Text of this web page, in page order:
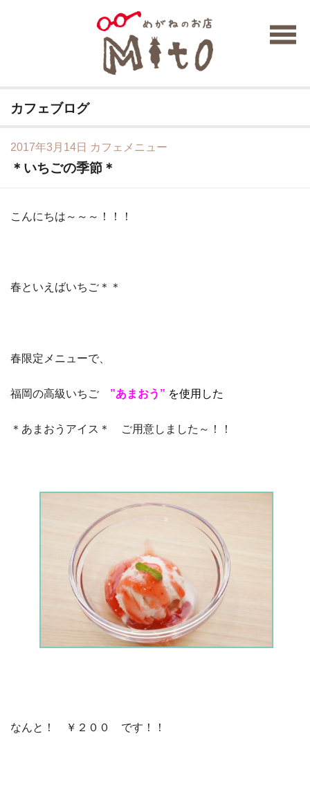
カフェブログ
2017年3月14日 カフェメニュー
＊いちごの季節＊
こんにちは～～～！！！
春といえばいちご＊＊
春限定メニューで、
福岡の高級いちご ”あまおう” を使用した
＊あまおうアイス＊ ご用意しました～！！
なんと！ ￥２００ です！！